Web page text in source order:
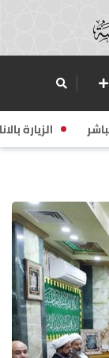
الزيارة